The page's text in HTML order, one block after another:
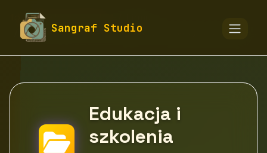
Sangraf Studio
fototapety-sangraf.pl
Edukacja, kultura i rozrywka
Edukacja i szkolenia
Edukacja i
szkolenia